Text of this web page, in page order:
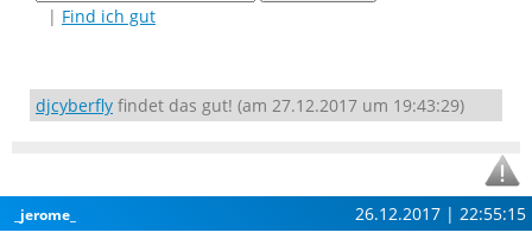
| Find ich gut
djcyberfly findet das gut! (am 27.12.2017 um 19:43:29)
_jerome_ 26.12.2017 | 22:55:15